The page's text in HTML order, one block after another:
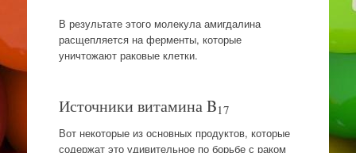
В результате этого молекула амигдалина
расщепляется на ферменты, которые
уничтожают раковые клетки.
Источники витамина B17
Вот некоторые из основных продуктов, которые
содержат это удивительное по борьбе с раком